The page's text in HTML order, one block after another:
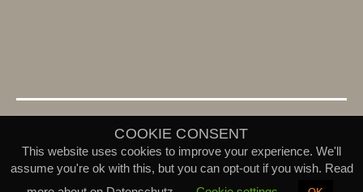
MALEREI – GEBRAUCHSKUNST
Stolz präsentiert vonWordPress.
COOKIE CONSENT
This website uses cookies to improve your experience. We'll
assume you're ok with this, but you can opt-out if you wish. Read